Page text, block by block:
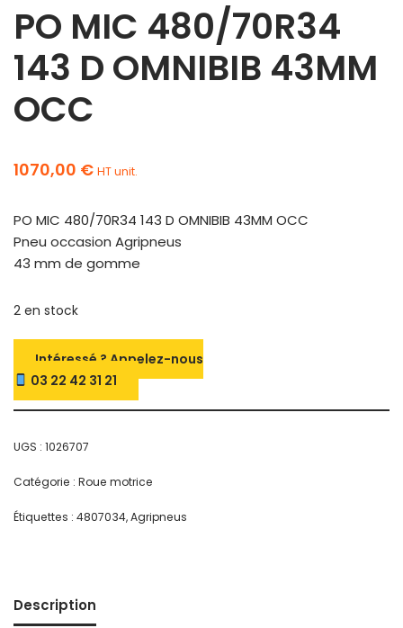
PO MIC 480/70R34
143 D OMNIBIB 43MM
OCC
1070,00 € HT unit.
PO MIC 480/70R34 143 D OMNIBIB 43MM OCC
Pneu occasion Agripneus
43 mm de gomme
2 en stock
Intéressé ? Appelez-nous
03 22 42 31 21
UGS : 1026707
Catégorie : Roue motrice
Étiquettes : 4807034,Agripneus
Description